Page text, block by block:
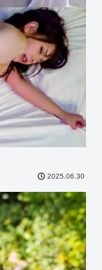
2025.06.30